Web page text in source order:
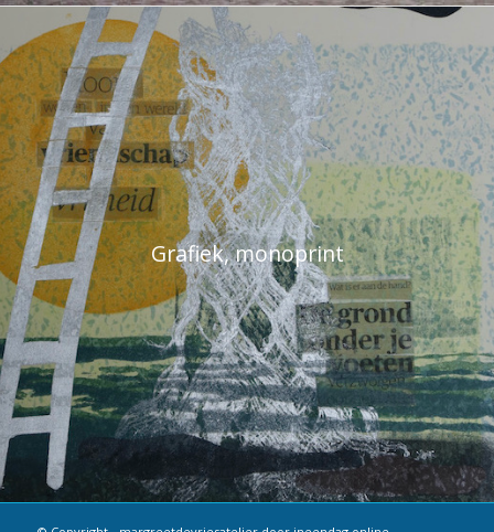
Grafiek, monoprint